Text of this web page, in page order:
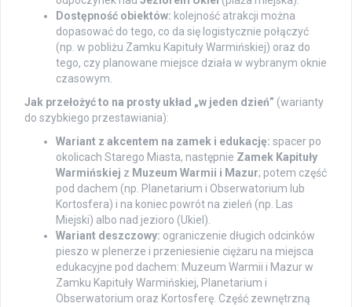
Dostępność obiektów: kolejność atrakcji można
dopasować do tego, co da się logistycznie połączyć
(np. w pobliżu Zamku Kapituły Warmińskiej) oraz do
tego, czy planowane miejsce działa w wybranym oknie
czasowym.
Jak przełożyć to na prosty układ „w jeden dzień” (warianty
do szybkiego przestawiania):
Wariant z akcentem na zamek i edukację: spacer po
okolicach Starego Miasta, następnie Zamek Kapituły
Warmińskiej z Muzeum Warmii i Mazur; potem część
pod dachem (np. Planetarium i Obserwatorium lub
Kortosfera) i na koniec powrót na zieleń (np. Las
Miejski) albo nad jezioro (Ukiel).
Wariant deszczowy: ograniczenie długich odcinków
pieszo w plenerze i przeniesienie ciężaru na miejsca
edukacyjne pod dachem: Muzeum Warmii i Mazur w
Zamku Kapituły Warmińskiej, Planetarium i
Obserwatorium oraz Kortosferę. Część zewnętrzną